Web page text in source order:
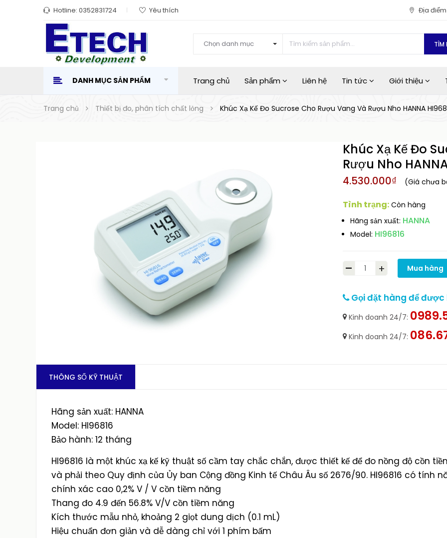
Hotline: 0352831724 Yêu thích Địa
Chọn danh mục TÌM
DANH MỤC SẢN PHẨM Trang chủ Sản phẩm Liên hệ Tin tức Giới thiệu
Trang chủ Thiết bị đo, phân tích chất lỏng Khúc Xạ Kế Đo Sucrose Cho Rượu Vang Và Rượu Nho HANNA
Khúc Xạ Kế Đo
Rượu Nho
4.530.000₫ (Giá chưa
Tình trạng: Còn hàng
Hãng sản xuất: HANNA
Model: HI96816
- + Mua hàng
Gọi đặt hàng để
Kinh doanh 24/7:
Kinh doanh 24/7:
THÔNG SỐ KỸ THUẬT
Hãng sản xuất: HANNA
Model: HI96816
Bảo hành: 12 tháng
HI96816 là một khúc xạ kế kỹ thuật số cầm tay chắc chắn, được thiết kế để đo nồng độ cồn
và phải theo Quy định của Ủy ban Cộng đồng Kinh tế Châu Âu số 2676/90. HI96816 có
chính xác cao 0,2% V / V cồn tiềm năng
Thang đo 4.9 đến 56.8% V/V cồn tiềm năng
Kích thước mẫu nhỏ, khoảng 2 giọt dung dịch (0.1 mL)
Hiệu chuẩn đơn giản và dễ dàng chỉ với 1 phím bấm